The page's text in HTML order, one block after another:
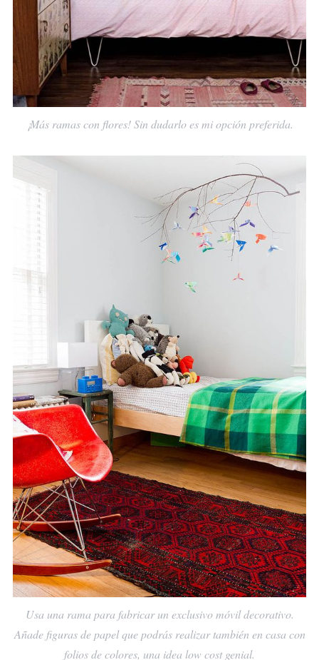
¡Más ramas con flores! Sin dudarlo es mi opción preferida.
Usa una rama para fabricar un exclusivo móvil decorativo.
Añade figuras de papel que podrás realizar también en casa con
folios de colores, una idea low cost genial.